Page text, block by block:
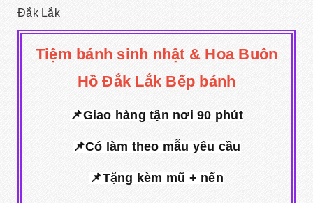
Đắk Lắk
Tiệm bánh sinh nhật & Hoa Buôn
Hồ Đắk Lắk Bếp bánh
📌Giao hàng tận nơi 90 phút
📌Có làm theo mẫu yêu cầu
📌Tặng kèm mũ + nến